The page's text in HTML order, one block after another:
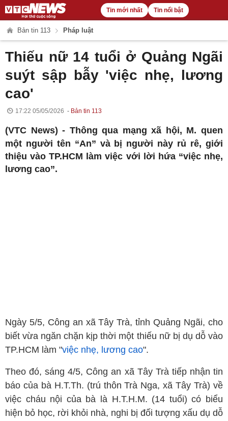
Tin mới nhất Tin nổi bật
Bản tin 113 Pháp luật
Thiếu nữ 14 tuổi ở Quảng Ngãi
suýt sập bẫy 'việc nhẹ, lương
cao'
17:22 05/05/2026 Bản tin 113
(VTC News) - Thông qua mạng xã hội, M. quen
một người tên “An” và bị người này rủ rê, giới
thiệu vào TP.HCM làm việc với lời hứa “việc nhẹ,
lương cao”.
Ngày 5/5, Công an xã Tây Trà, tỉnh Quảng Ngãi, cho
biết vừa ngăn chặn kịp thời một thiếu nữ bị dụ dỗ vào
TP.HCM làm "việc nhẹ, lương cao".
Theo đó, sáng 4/5, Công an xã Tây Trà tiếp nhận tin
báo của bà H.T.Th. (trú thôn Trà Nga, xã Tây Trà) về
việc cháu nội của bà là H.T.H.M. (14 tuổi) có biểu
hiện bỏ học, rời khỏi nhà, nghi bị đối tượng xấu dụ dỗ